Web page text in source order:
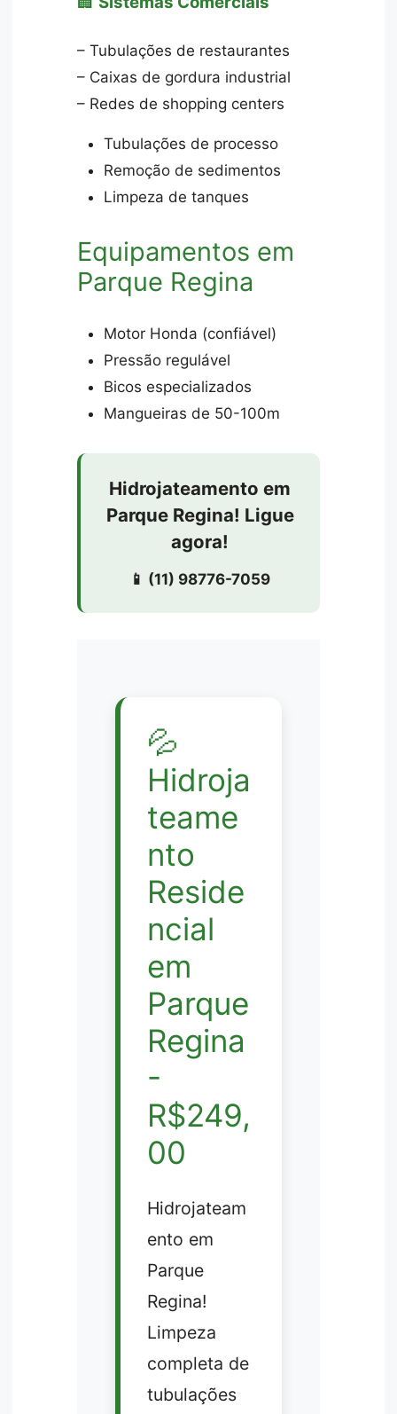
– Tubulações de restaurantes
– Caixas de gordura industrial
– Redes de shopping centers
Tubulações de processo
Remoção de sedimentos
Limpeza de tanques
Equipamentos em
Parque Regina
Motor Honda (confiável)
Pressão regulável
Bicos especializados
Mangueiras de 50-100m
Hidrojateamento em
Parque Regina! Ligue
agora!
📱 (11) 98776-7059
💦
Hidroja
teame
nto
Reside
ncial
em
Parque
Regina
-
R$249,
00
Hidrojateam
ento em
Parque
Regina!
Limpeza
completa de
tubulações